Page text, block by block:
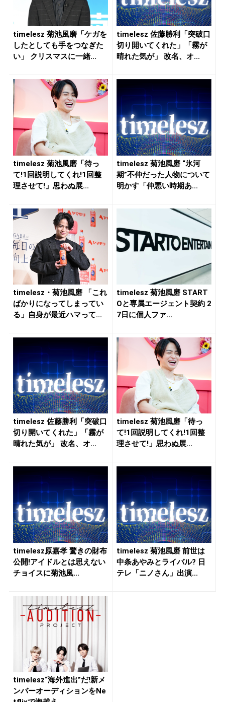
timelesz 菊池風磨「ケガを
したとしても手をつなぎた
い」 クリスマスに一緒...
timelesz 佐藤勝利「突破口
切り開いてくれた」「霧が
晴れた気が」 改名、オ...
timelesz 菊池風磨「待っ
て!1回説明してくれ!1回整
理させて!」思わぬ展...
timelesz 菊池風磨 “氷河
期”不仲だった人物について
明かす「仲悪い時期あ...
timelesz・菊池風磨 「これ
ばかりになってしまってい
る」自身が最近ハマって...
timelesz 菊池風磨 START
Oと専属エージェント契約 2
7日に個人ファ...
timelesz 佐藤勝利「突破口
切り開いてくれた」「霧が
晴れた気が」 改名、オ...
timelesz 菊池風磨「待っ
て!1回説明してくれ!1回整
理させて!」思わぬ展...
timelesz原嘉孝 驚きの財布
公開!アイドルとは思えない
チョイスに菊池風...
timelesz 菊池風磨 前世は
中条あやみとライバル? 日
テレ「ニノさん」出演...
timelesz“海外進出”だ!新メ
ンバーオーディションをNe